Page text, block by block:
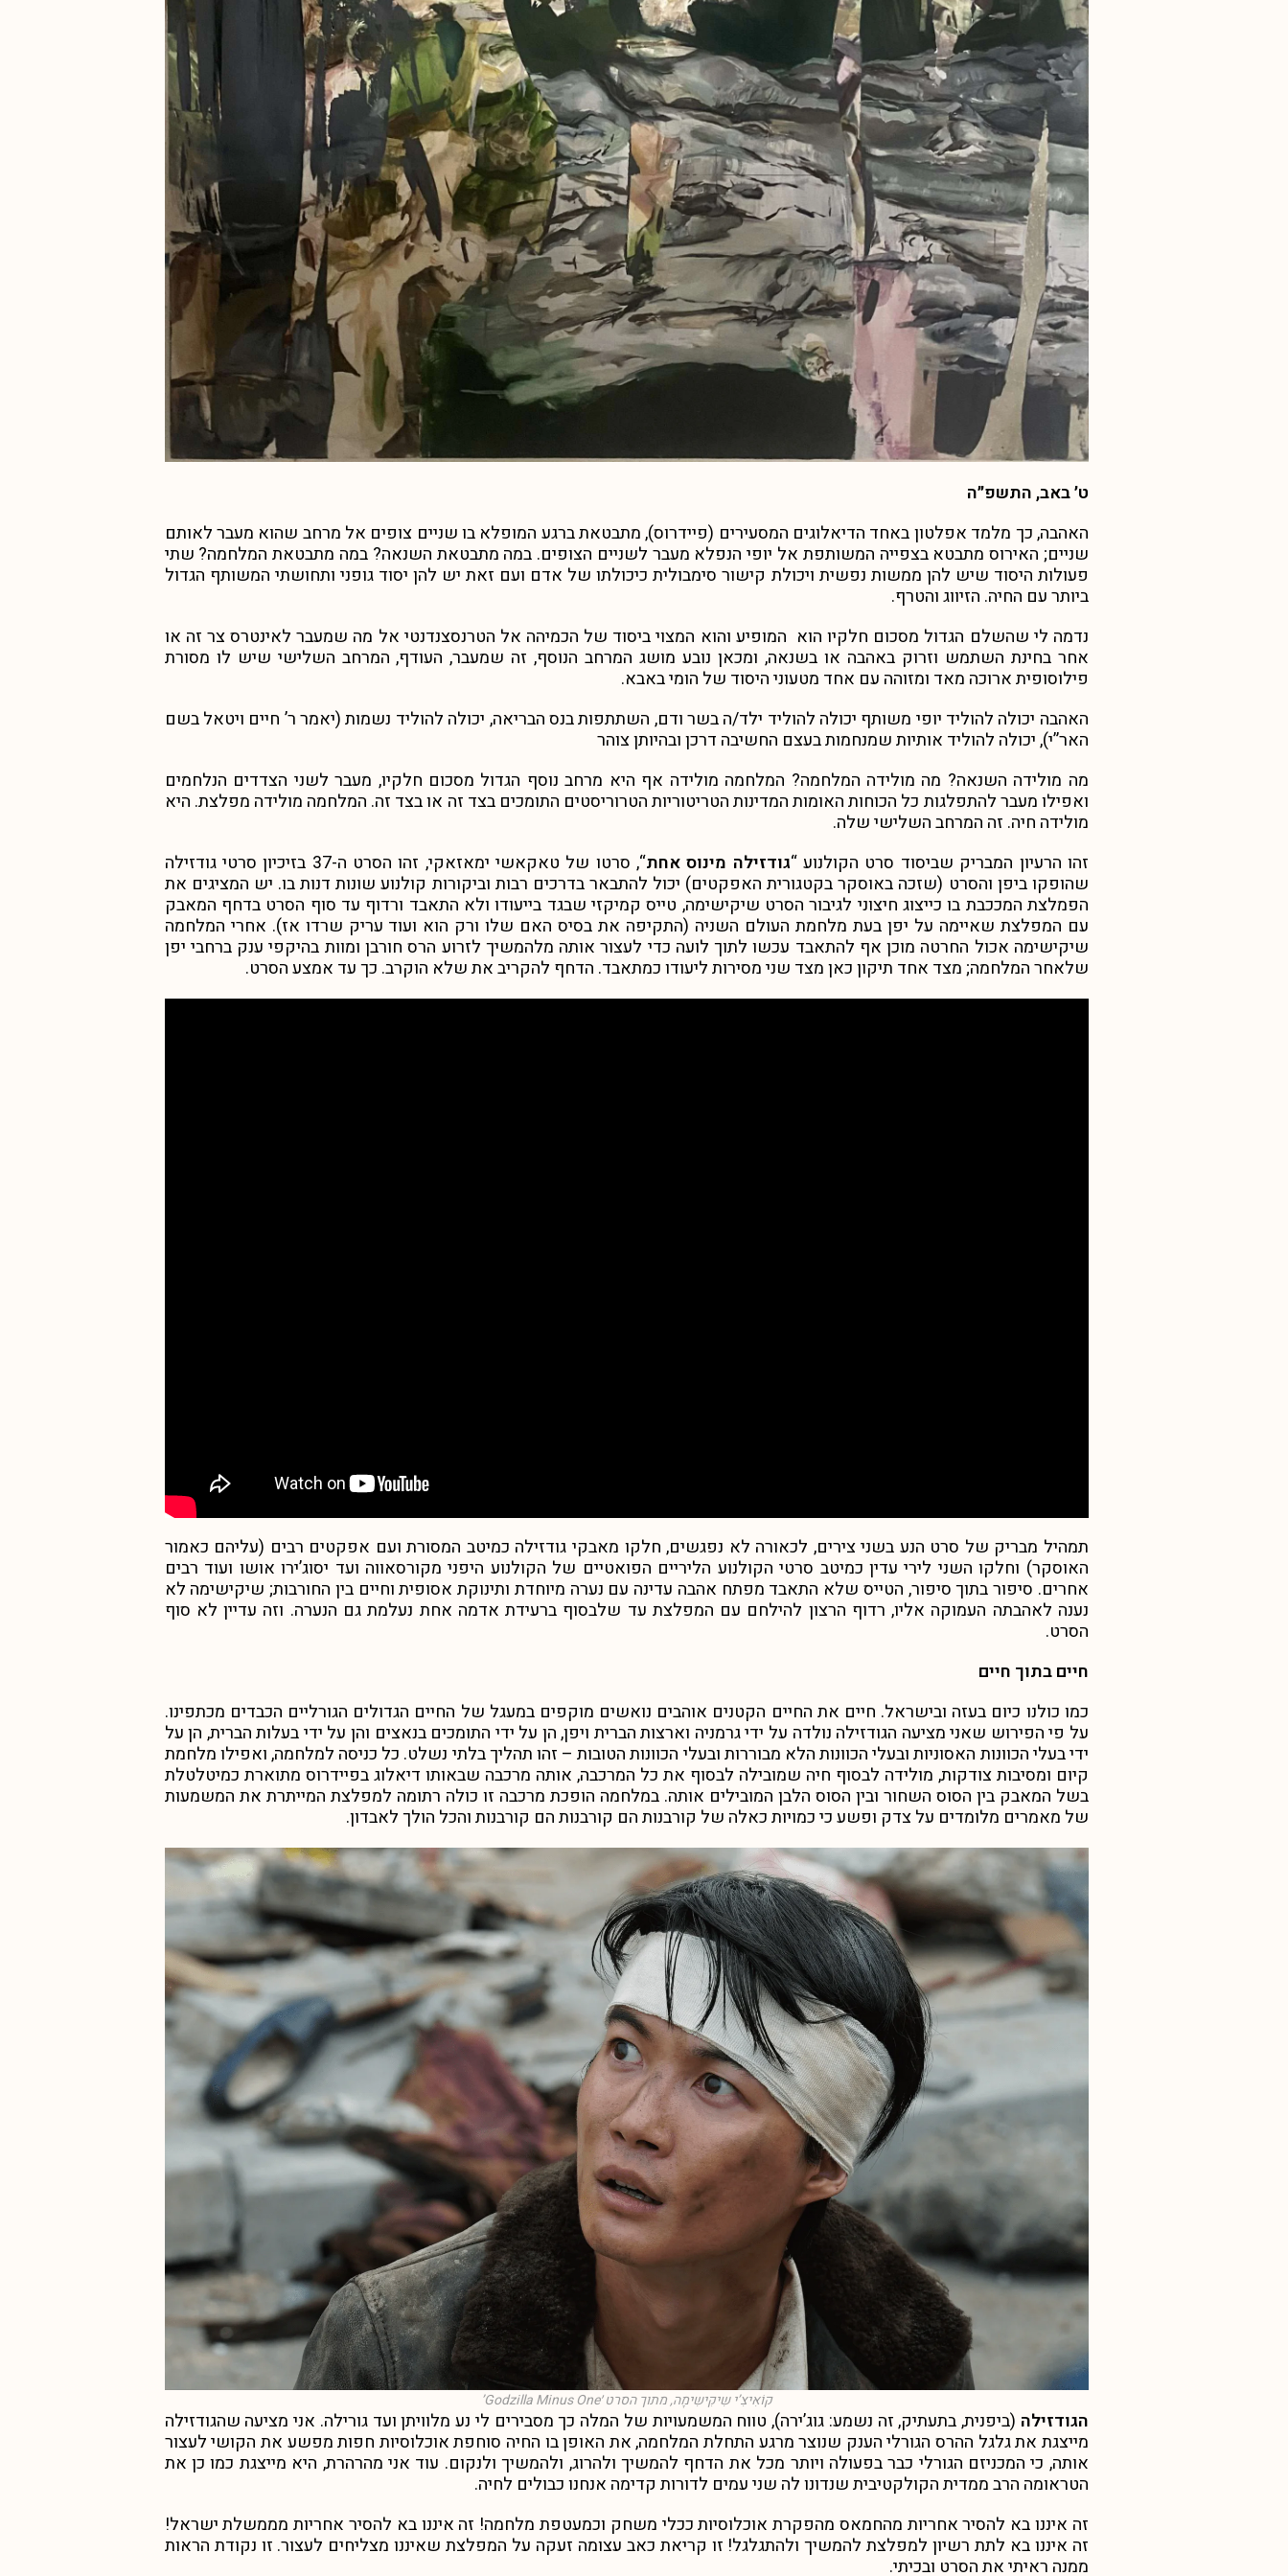
ט׳ באב, התשפ״ה
האהבה, כך מלמד אפלטון באחד הדיאלוגים המסעירים (פיידרוס), מתבטאת ברגע המופלא בו שניים צופים אל מרחב שהוא מעבר לאותם
שניים; האירוס מתבטא בצפייה המשותפת אל יופי הנפלא מעבר לשניים הצופים. במה מתבטאת השנאה? במה מתבטאת המלחמה? שתי
פעולות היסוד שיש להן ממשות נפשית ויכולת קישור סימבולית כיכולתו של אדם ועם זאת יש להן יסוד גופני ותחושתי המשותף הגדול
ביותר עם החיה. הזיווג והטרף.
נדמה לי שהשלם הגדול מסכום חלקיו הוא המופיע והוא המצוי ביסוד של הכמיהה אל הטרנסצנדנטי אל מה שמעבר לאינטרס צר זה או
אחר בחינת השתמש וזרוק באהבה או בשנאה, ומכאן נובע מושג המרחב הנוסף, זה שמעבר, העודף, המרחב השלישי שיש לו מסורת
פילוסופית ארוכה מאד ומזוהה עם אחד מטעוני היסוד של הומי באבא.
האהבה יכולה להוליד יופי משותף יכולה להוליד ילד/ה בשר ודם, השתתפות בנס הבריאה, יכולה להוליד נשמות (יאמר ר’ חיים ויטאל בשם
האר”י), יכולה להוליד אותיות שמנחמות בעצם החשיבה דרכן ובהיותן צוהר
מה מולידה השנאה? מה מולידה המלחמה? המלחמה מולידה אף היא מרחב נוסף הגדול מסכום חלקיו, מעבר לשני הצדדים הנלחמים
ואפילו מעבר להתפלגות כל הכוחות האומות המדינות הטריטוריות הטרוריסטים התומכים בצד זה או בצד זה. המלחמה מולידה מפלצת. היא
מולידה חיה. זה המרחב השלישי שלה.
זהו הרעיון המבריק שביסוד סרט הקולנוע “גודזילה מינוס אחת
“, סרטו של טאקאשי ימאזאקי, זהו הסרט ה-37 בזיכיון סרטי גודזילה
שהופקו ביפן והסרט (שזכה באוסקר בקטגורית האפקטים) יכול להתבאר בדרכים רבות וביקורות קולנוע שונות דנות בו. יש המציגים את
הפמלצת המככבת בו כייצוג חיצוני לגיבור הסרט שיקישימה, טייס קמיקזי שבגד בייעודו ולא התאבד ורדוף עד סוף הסרט בדחף המאבק
עם המפלצת שאיימה על יפן בעת מלחמת העולם השניה (התקיפה את בסיס האם שלו ורק הוא ועוד עריק שרדו אז). אחרי המלחמה
שיקישימה אכול החרטה מוכן אף להתאבד עכשו לתוך לועה כדי לעצור אותה מלהמשיך לזרוע הרס חורבן ומוות בהיקפי ענק ברחבי יפן
שלאחר המלחמה; מצד אחד תיקון כאן מצד שני מסירות ליעודו כמתאבד. הדחף להקריב את שלא הוקרב. כך עד אמצע הסרט.
תמהיל מבריק של סרט הנע בשני צירים, לכאורה לא נפגשים, חלקו מאבקי גודזילה כמיטב המסורת ועם אפקטים רבים (עליהם כאמור
האוסקר) וחלקו השני לירי עדין כמיטב סרטי הקולנוע הליריים הפואטיים של הקולנוע היפני מקורסאווה ועד יסוג’ירו אושו ועוד רבים
אחרים. סיפור בתוך סיפור, הטייס שלא התאבד מפתח אהבה עדינה עם נערה מיוחדת ותינוקת אסופית וחיים בין החורבות; שיקישימה לא
נענה לאהבתה העמוקה אליו, רדוף הרצון להילחם עם המפלצת עד שלבסוף ברעידת אדמה אחת נעלמת גם הנערה. וזה עדיין לא סוף
הסרט.
חיים בתוך חיים
כמו כולנו כיום בעזה ובישראל. חיים את החיים הקטנים אוהבים נואשים מוקפים במעגל של החיים הגדולים הגורליים הכבדים מכתפינו.
על פי הפירוש שאני מציעה הגודזילה נולדה על ידי גרמניה וארצות הברית ויפן, הן על ידי התומכים בנאצים והן על ידי בעלות הברית, הן על
ידי בעלי הכוונות האסוניות ובעלי הכוונות הלא מבוררות ובעלי הכוונות הטובות – זהו תהליך בלתי נשלט. כל כניסה למלחמה, ואפילו מלחמת
קיום ומסיבות צודקות, מולידה לבסוף חיה שמובילה לבסוף את כל המרכבה, אותה מרכבה שבאותו דיאלוג בפיידרוס מתוארת כמיטלטלת
בשל המאבק בין הסוס השחור ובין הסוס הלבן המובילים אותה. במלחמה הופכת מרכבה זו כולה רתומה למפלצת המייתרת את המשמעות
של מאמרים מלומדים על צדק ופשע כי כמויות כאלה של קורבנות הם קורבנות הם קורבנות והכל הולך לאבדון.
קוֹאִיצִ’י שִיקִישִימָה, מתוך הסרט ׳Godzilla Minus One’
הגודזילה (ביפנית, בתעתיק, זה נשמע: גוג’ירה), טווח המשמעויות של המלה כך מסבירים לי נע מלוויתן ועד גורילה. אני מציעה שהגודזילה
מייצגת את גלגל ההרס הגורלי הענק שנוצר מרגע התחלת המלחמה, את האופן בו החיה סוחפת אוכלוסיות חפות מפשע את הקושי לעצור
אותה, כי המכניזם הגורלי כבר בפעולה ויותר מכל את הדחף להמשיך ולהרוג, ולהמשיך ולנקום. עוד אני מהרהרת, היא מייצגת כמו כן את
הטראומה הרב ממדית הקולקטיבית שנדונו לה שני עמים לדורות קדימה אנחנו כבולים לחיה.
זה איננו בא להסיר אחריות מהחמאס מהפקרת אוכלוסיות ככלי משחק וכמעטפת מלחמה! זה איננו בא להסיר אחריות מממשלת ישראל!
זה איננו בא לתת רשיון למפלצת להמשיך ולהתגלגל! זו קריאת כאב עצומה זעקה על המפלצת שאיננו מצליחים לעצור. זו נקודת הראות
ממנה ראיתי את הסרט ובכיתי.